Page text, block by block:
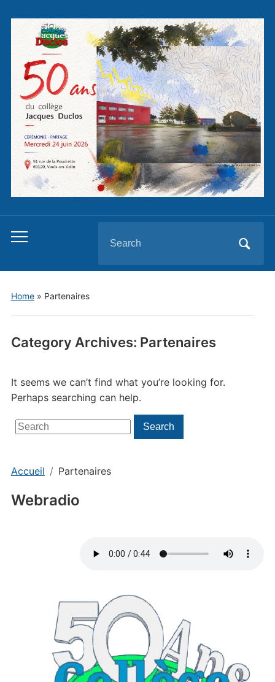
Toggle
menu
for:
Home» Partenaires
Category Archives: Partenaires
Accueil Partenaires
Webradio
It seems we can’t find what you’re looking for.
Perhaps searching can help.
Search
for:
Search